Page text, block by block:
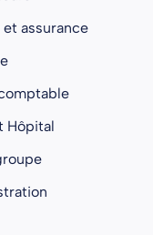
et assurance
Hôpital